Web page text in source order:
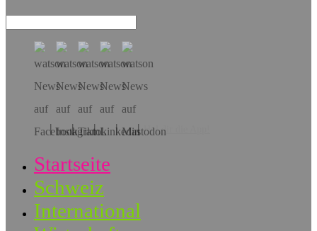
Hol dir die App!
Startseite
Schweiz
International